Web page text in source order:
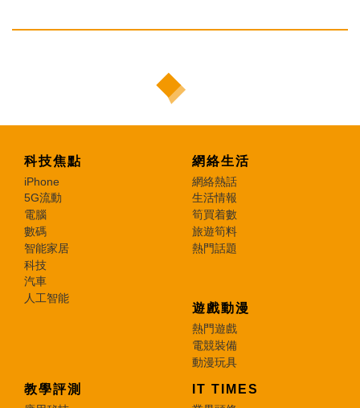
科技焦點
iPhone
5G流動
電腦
數碼
智能家居
科技
汽車
人工智能
網絡生活
網絡熱話
生活情報
筍買着數
旅遊筍料
熱門話題
遊戲動漫
熱門遊戲
電競裝備
動漫玩具
教學評測 IT TIMES